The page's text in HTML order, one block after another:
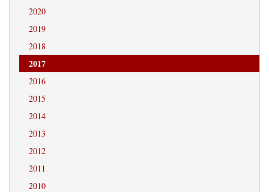
2020
2019
2018
2017
2016
2015
2014
2013
2012
2011
2010